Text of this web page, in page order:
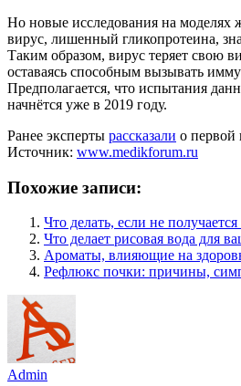
Но новые исследования на моделях
вирус, лишенный гликопротеина,
Таким образом, вирус теряет свою
оставаясь способным вызывать
Предполагается, что испытания
начнётся уже в 2019 году.
Ранее эксперты рассказали о первой
Источник: www.medikforum.ru
Похожие записи:
Что делать, если не получается
Что делает рисовая вода для
Ароматы, влияющие на
Рефлюкс почки: причины,
Admin